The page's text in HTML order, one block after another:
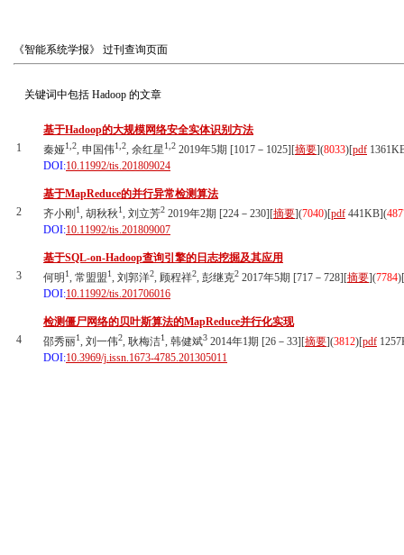
《智能系统学报》 过刊查询页面
关键词中包括 Hadoop 的文章
1
基于Hadoop的大规模网络安全实体识别方法
秦娅1,2, 申国伟1,2, 余红星1,2 2019年5期 [1017－1025][摘要](8033)[pdf
DOI:10.11992/tis.201809024
2
基于MapReduce的并行异常检测算法
齐小刚 1, 胡秋秋1, 刘立芳2 2019年2期 [224－230][摘要](7040)[pdf 441KB](
DOI:10.11992/tis.201809007
3
基于SQL-on-Hadoop查询引擎的日志挖掘及其应用
何明 1, 常盟盟1, 刘郭洋2, 顾程祥2, 彭继克2 2017年5期 [717－728][摘要](7784)[
DOI:10.11992/tis.201706016
4
检测僵尸网络的贝叶斯算法的MapReduce并行化实现
邵秀丽1, 刘一伟2, 耿梅洁1, 韩健斌3 2014年1期 [26－33][摘要](3812)[pdf
DOI:10.3969/j.issn.1673-4785.201305011